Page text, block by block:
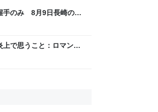
手のみ 8月9日長崎の被
上で思うこと：ロマン優